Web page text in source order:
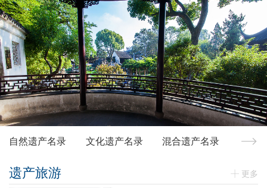
自然遗产名录 文化遗产名录 混合遗产名录
遗产旅游 更多